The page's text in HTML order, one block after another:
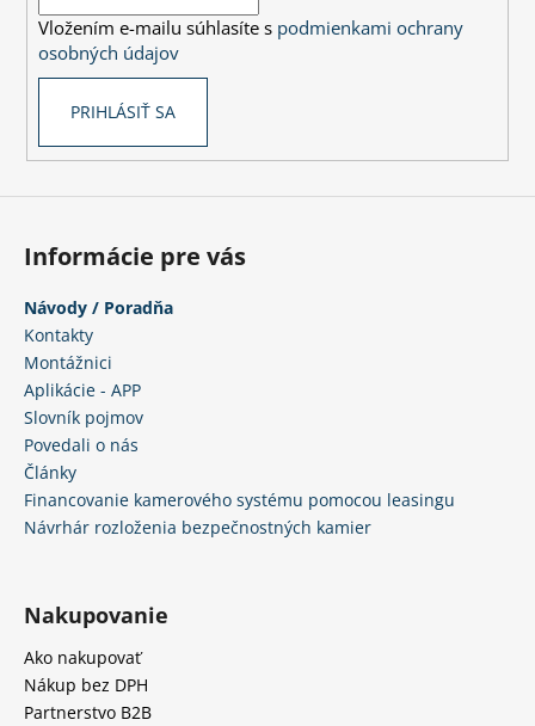
Vložením e-mailu súhlasíte s podmienkami ochrany
osobných údajov
PRIHLÁSIŤ SA
Informácie pre vás
Návody / Poradňa
Kontakty
Montážnici
Aplikácie - APP
Slovník pojmov
Povedali o nás
Články
Financovanie kamerového systému pomocou leasingu
Návrhár rozloženia bezpečnostných kamier
Nakupovanie
Ako nakupovať
Nákup bez DPH
Partnerstvo B2B